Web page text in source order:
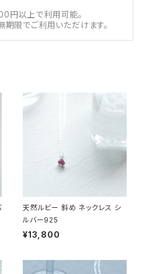
円以上で利用可能。
期限でご利用いただけます。
天然ルビー 斜め ネックレス シ
ルバー925
¥13,800